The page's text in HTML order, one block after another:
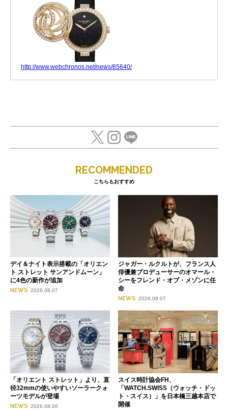
http://www.webchronos.net/news/65640/
RECOMMENDED
こちらもおすすめ
デイ＆ナイト表示搭載の「オリエン
ト ストレット サンアンドムーン」
に4色の新作が追加
NEWS 2026.08.07
ジャガー・ルクルトが、フランス人
俳優兼プロデューサーのオマール・
シーをフレンド・オブ・メゾンに任
命
NEWS 2026.08.07
「オリエント ストレット」より、直
径32mmの使いやすいソーラークォ
ーツモデルが登場
NEWS 2026.08.06
スイス時計協会FH、
「WATCH.SWISS（ウォッチ・ドッ
ト・スイス）」を日本橋三越本店で
開催